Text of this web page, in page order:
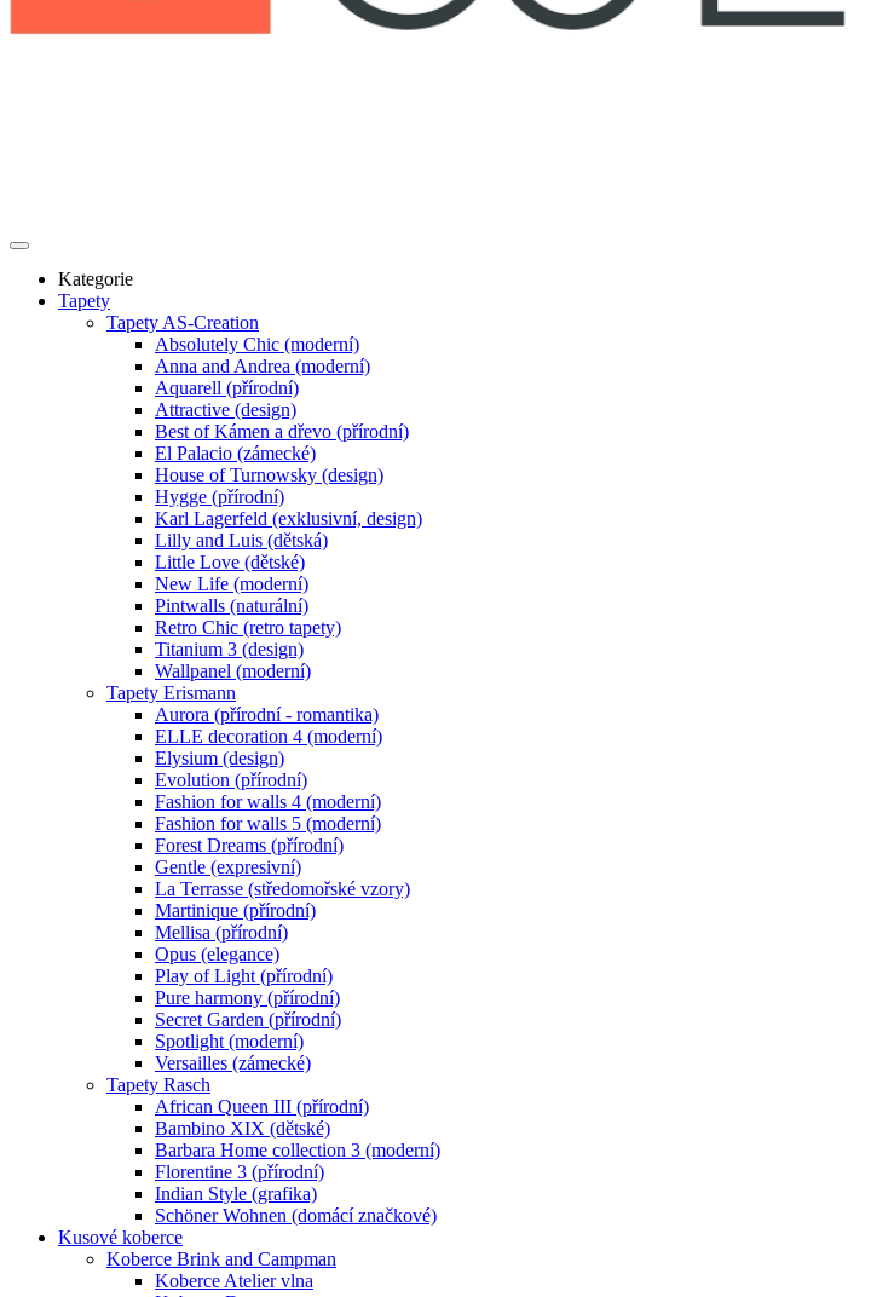
Kategorie
Tapety
Tapety AS-Creation
Absolutely Chic (moderní)
Anna and Andrea (moderní)
Aquarell (přírodní)
Attractive (design)
Best of Kámen a dřevo (přírodní)
El Palacio (zámecké)
House of Turnowsky (design)
Hygge (přírodní)
Karl Lagerfeld (exklusivní, design)
Lilly and Luis (dětská)
Little Love (dětské)
New Life (moderní)
Pintwalls (naturální)
Retro Chic (retro tapety)
Titanium 3 (design)
Wallpanel (moderní)
Tapety Erismann
Aurora (přírodní - romantika)
ELLE decoration 4 (moderní)
Elysium (design)
Evolution (přírodní)
Fashion for walls 4 (moderní)
Fashion for walls 5 (moderní)
Forest Dreams (přírodní)
Gentle (expresivní)
La Terrasse (středomořské vzory)
Martinique (přírodní)
Mellisa (přírodní)
Opus (elegance)
Play of Light (přírodní)
Pure harmony (přírodní)
Secret Garden (přírodní)
Spotlight (moderní)
Versailles (zámecké)
Tapety Rasch
African Queen III (přírodní)
Bambino XIX (dětské)
Barbara Home collection 3 (moderní)
Florentine 3 (přírodní)
Indian Style (grafika)
Schöner Wohnen (domácí značkové)
Kusové koberce
Koberce Brink and Campman
Koberce Atelier vlna